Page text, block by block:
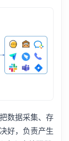
数据采集、存
好，负责产生